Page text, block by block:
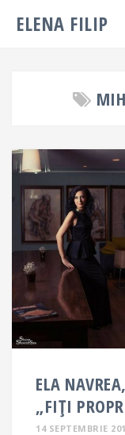
ELENA FILIP
ELA
„FIȚI
14 SEPTEMBRIE